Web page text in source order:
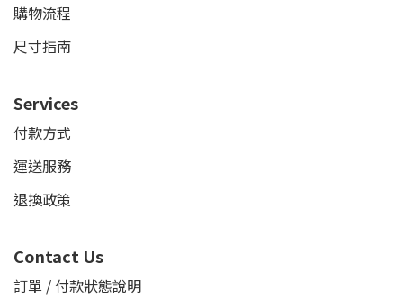
購物流程
尺寸指南
Services
付款方式
運送服務
退換政策
Contact Us
訂單 / 付款狀態說明